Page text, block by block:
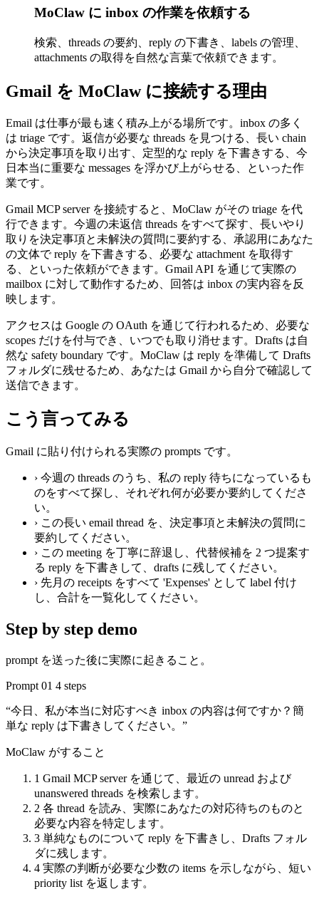
MoClaw に inbox の作業を依頼する
検索、threads の要約、reply の下書き、labels の管理、
attachments の取得を自然な言葉で依頼できます。
Gmail を MoClaw に接続する理由
Email は仕事が最も速く積み上がる場所です。inbox の多く
は triage です。返信が必要な threads を見つける、長い chain
から決定事項を取り出す、定型的な reply を下書きする、今
日本当に重要な messages を浮かび上がらせる、といった作
業です。
Gmail MCP server を接続すると、MoClaw がその triage を代
行できます。今週の未返信 threads をすべて探す、長いやり
取りを決定事項と未解決の質問に要約する、承認用にあなた
の文体で reply を下書きする、必要な attachment を取得す
る、といった依頼ができます。Gmail API を通じて実際の
mailbox に対して動作するため、回答は inbox の実内容を反
映します。
アクセスは Google の OAuth を通じて行われるため、必要な
scopes だけを付与でき、いつでも取り消せます。Drafts は自
然な safety boundary です。MoClaw は reply を準備して Drafts
フォルダに残せるため、あなたは Gmail から自分で確認して
送信できます。
こう言ってみる
Gmail に貼り付けられる実際の prompts です。
› 今週の threads のうち、私の reply 待ちになっているも
のをすべて探し、それぞれ何が必要か要約してくださ
い。
› この長い email thread を、決定事項と未解決の質問に
要約してください。
› この meeting を丁寧に辞退し、代替候補を 2 つ提案す
る reply を下書きして、drafts に残してください。
› 先月の receipts をすべて 'Expenses' として label 付け
し、合計を一覧化してください。
Step by step demo
prompt を送った後に実際に起きること。
Prompt 01 4 steps
“今日、私が本当に対応すべき inbox の内容は何ですか？簡
単な reply は下書きしてください。”
MoClaw がすること
1 Gmail MCP server を通じて、最近の unread および
unanswered threads を検索します。
2 各 thread を読み、実際にあなたの対応待ちのものと
必要な内容を特定します。
3 単純なものについて reply を下書きし、Drafts フォル
ダに残します。
4 実際の判断が必要な少数の items を示しながら、短い
priority list を返します。